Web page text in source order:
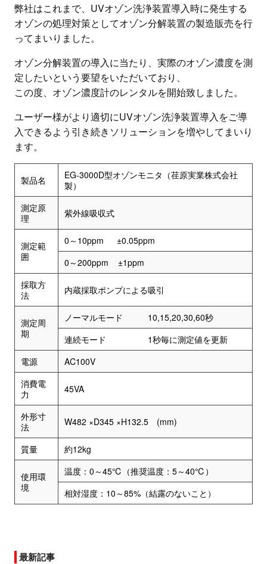
弊社はこれまで、UVオゾン洗浄装置導入時に発生する
オゾンの処理対策としてオゾン分解装置の製造販売を行
ってまいりました。
オゾン分解装置の導入に当たり、実際のオゾン濃度を測
定したいという要望をいただいており、
この度、オゾン濃度計のレンタルを開始致しました。
ユーザー様がより適切にUVオゾン洗浄装置導入をご導
入できるよう引き続きソリューションを増やしてまいり
ます。
製品名
EG-3000D型オゾンモニタ（荏原実業株式会社
製）
測定原
理
紫外線吸収式
測定範
囲
0～10ppm ±0.05ppm
0～200ppm ±1ppm
採取方
法
内蔵採取ポンプによる吸引
測定周
期
ノーマルモード 10,15,20,30,60秒
連続モード 1秒毎に測定値を更新
電源
AC100V
消費電
力
45VA
外形寸
法
W482 ×D345 ×H132.5 (mm)
質量 約12kg
使用環
境
温度：0～45℃（推奨温度：5～40℃）
相対湿度：10～85%（結露のないこと）
最新記事